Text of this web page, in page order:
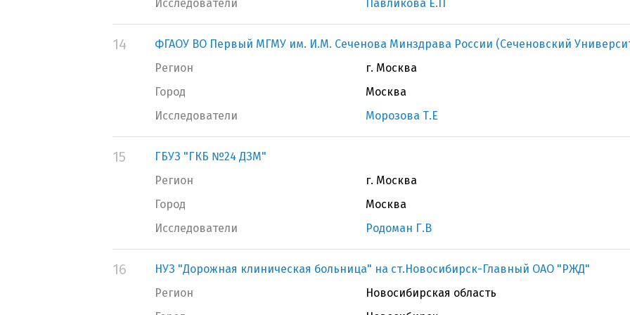
Исследователи Павликова Е.П
14
ФГАОУ ВО Первый МГМУ им. И.М. Сеченова Минздрава России (Сеченовский
Регион
г. Москва
Город
Москва
Исследователи
Морозова Т.Е
15
ГБУЗ "ГКБ №24 ДЗМ"
Регион
г. Москва
Город
Москва
Исследователи
Родоман Г.В
16
НУЗ "Дорожная клиническая больница" на ст.Новосибирск-Главный ОАО "РЖД"
Регион
Новосибирская область